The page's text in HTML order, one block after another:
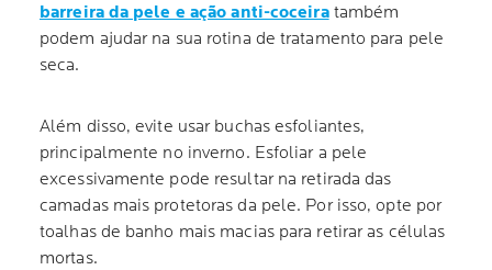
barreira da pele e ação anti-coceiratambém
podem ajudar na sua rotina de tratamento para pele
seca.
Além disso, evite usar buchas esfoliantes,
principalmente no inverno. Esfoliar a pele
excessivamente pode resultar na retirada das
camadas mais protetoras da pele. Por isso, opte por
toalhas de banho mais macias para retirar as células
mortas.